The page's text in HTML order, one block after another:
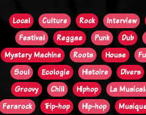
Local Culture Rock Interview
Festival
Reggae Punk Dub
Mystery Machine
Roots House
Soul
Ecologie Histoire Divers
Groovy
Chill Hiphop La
Ferarock
Trip-hop Hip-hop